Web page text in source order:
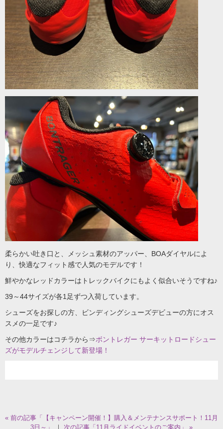
柔らかい吐き口と、メッシュ素材のアッパー、BOAダイヤルによ
り、快適なフィット感で人気のモデルです！
鮮やかなレッドカラーはトレックバイクにもよく似合いそうですね♪
39～44サイズが各1足ずつ入荷しています。
シューズをお探しの方、ビンディングシューズデビューの方にオス
スメの一足です♪
その他カラーはコチラから⇒ボントレガー サーキットロードシュー
ズがモデルチェンジして新登場！
« 前の記事「【キャンペーン開催！】購入＆メンテナンスサポート！11月
3日～」
｜ 次の記事「11月ライドイベントのご案内」 »